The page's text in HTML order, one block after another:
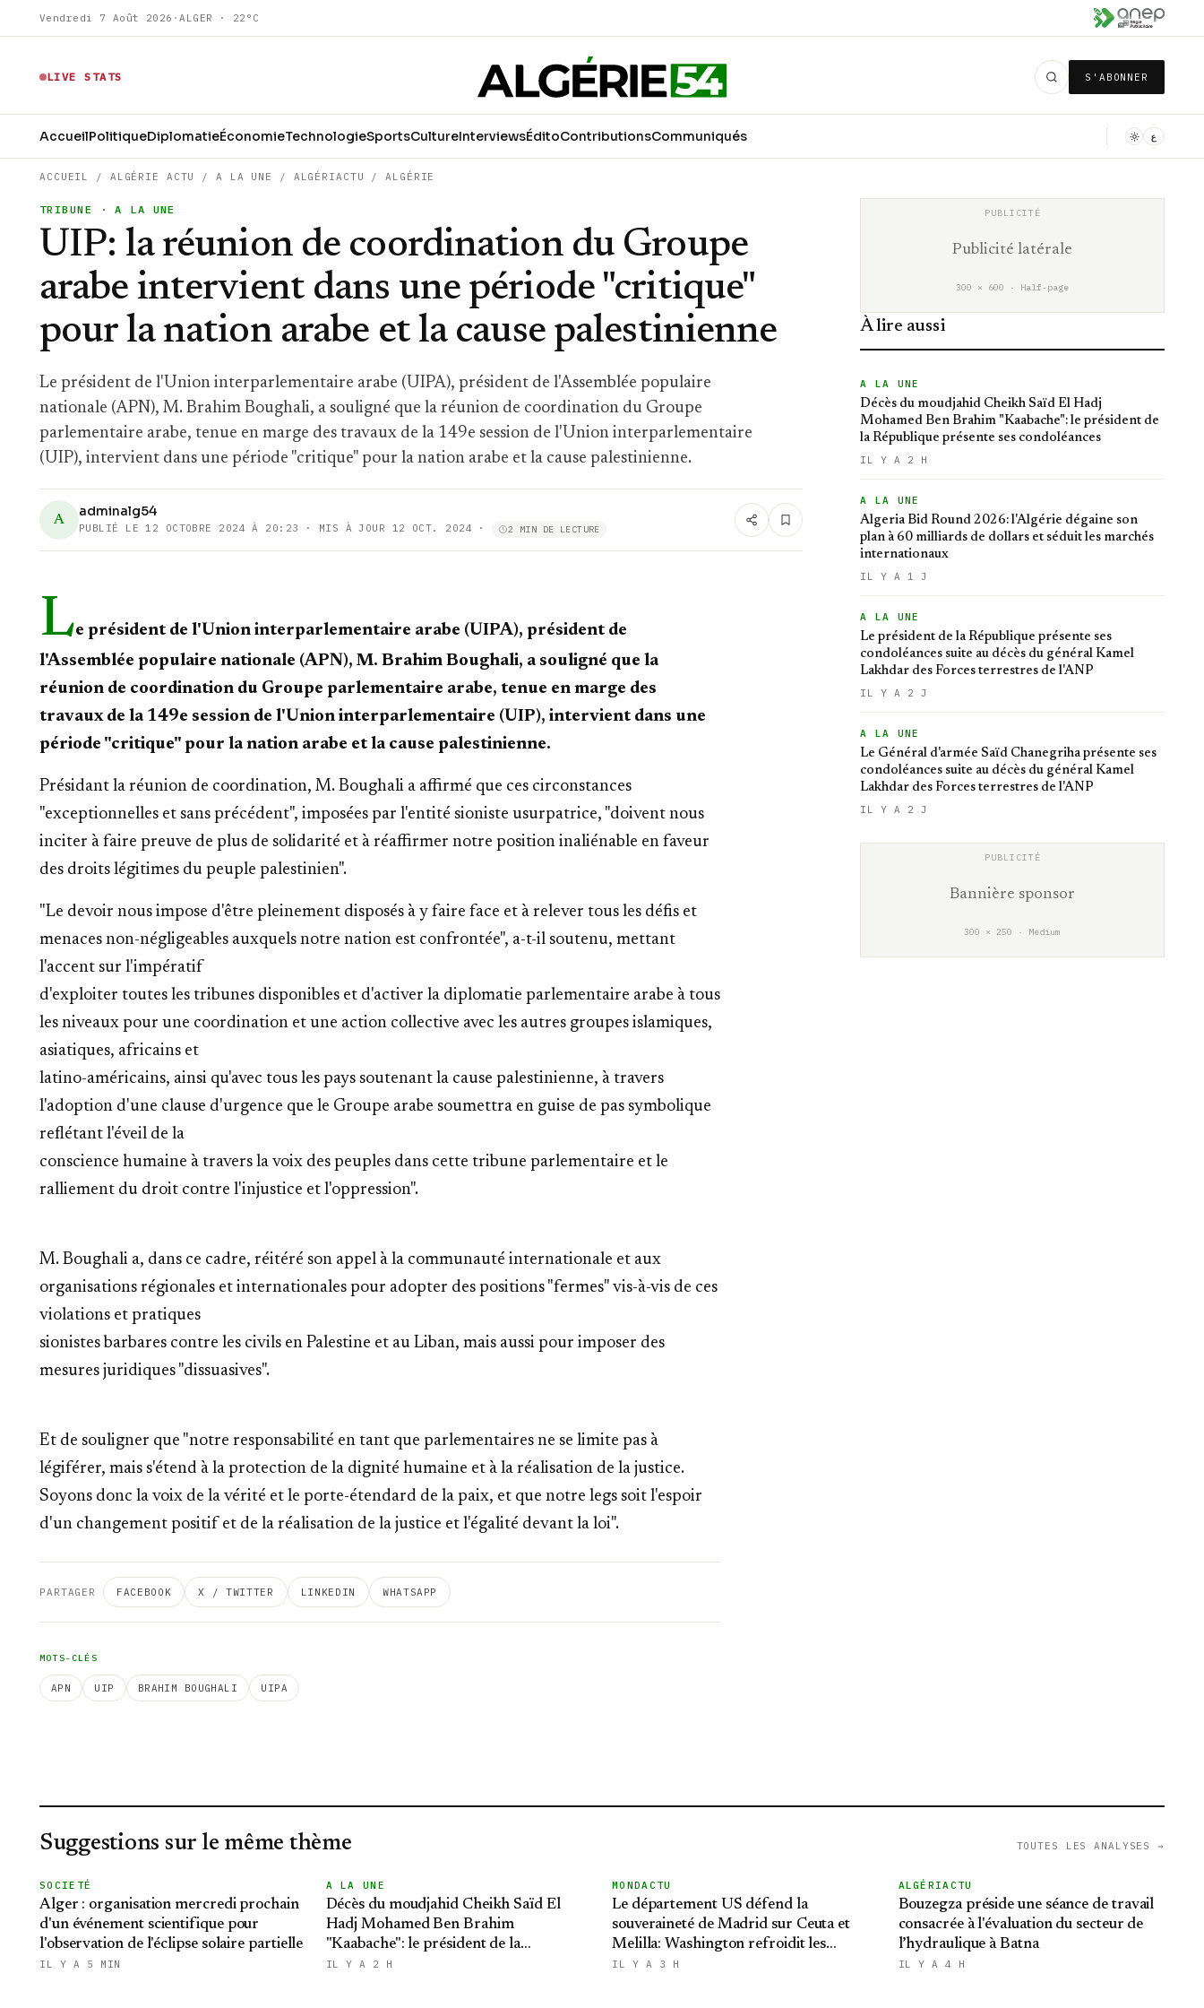
Vendredi 7 Août 2026 ·ALGER · 22°C
LIVE STATS S'ABONNER
AccueilPolitiqueDiplomatieÉconomieTechnologieSportsCultureInterviewsÉditoContributionsCommuniqués ع
ACCUEIL / ALGÉRIE ACTU /A LA UNE / ALGÉRIACTU /ALGÉRIE
TRIBUNE · A LA UNE
UIP: la réunion de coordination du Groupe
arabe intervient dans une période "critique"
pour la nation arabe et la cause palestinienne
Le président de l'Union interparlementaire arabe (UIPA), président de l'Assemblée populaire
nationale (APN), M. Brahim Boughali, a souligné que la réunion de coordination du Groupe
parlementaire arabe, tenue en marge des travaux de la 149e session de l'Union interparlementaire
(UIP), intervient dans une période "critique" pour la nation arabe et la cause palestinienne.
A
adminalg54
PUBLIÉ LE 12 OCTOBRE 2024 À 20:23 · MIS À JOUR 12 OCT. 2024 · 2 MIN DE LECTURE
Le président de l'Union interparlementaire arabe (UIPA), président de
l'Assemblée populaire nationale (APN), M. Brahim Boughali, a souligné que la
réunion de coordination du Groupe parlementaire arabe, tenue en marge des
travaux de la 149e session de l'Union interparlementaire (UIP), intervient dans une
période "critique" pour la nation arabe et la cause palestinienne.
Présidant la réunion de coordination, M. Boughali a affirmé que ces circonstances
"exceptionnelles et sans précédent", imposées par l'entité sioniste usurpatrice, "doivent nous
inciter à faire preuve de plus de solidarité et à réaffirmer notre position inaliénable en faveur
des droits légitimes du peuple palestinien".
"Le devoir nous impose d'être pleinement disposés à y faire face et à relever tous les défis et
menaces non-négligeables auxquels notre nation est confrontée", a-t-il soutenu, mettant
l'accent sur l'impératif
d'exploiter toutes les tribunes disponibles et d'activer la diplomatie parlementaire arabe à tous
les niveaux pour une coordination et une action collective avec les autres groupes islamiques,
asiatiques, africains et
latino-américains, ainsi qu'avec tous les pays soutenant la cause palestinienne, à travers
l'adoption d'une clause d'urgence que le Groupe arabe soumettra en guise de pas symbolique
reflétant l'éveil de la
conscience humaine à travers la voix des peuples dans cette tribune parlementaire et le
ralliement du droit contre l'injustice et l'oppression".
M. Boughali a, dans ce cadre, réitéré son appel à la communauté internationale et aux
organisations régionales et internationales pour adopter des positions "fermes" vis-à-vis de ces
violations et pratiques
sionistes barbares contre les civils en Palestine et au Liban, mais aussi pour imposer des
mesures juridiques "dissuasives".
Et de souligner que "notre responsabilité en tant que parlementaires ne se limite pas à
légiférer, mais s'étend à la protection de la dignité humaine et à la réalisation de la justice.
Soyons donc la voix de la vérité et le porte-étendard de la paix, et que notre legs soit l'espoir
d'un changement positif et de la réalisation de la justice et l'égalité devant la loi".
PARTAGER FACEBOOK X / TWITTER LINKEDIN WHATSAPP
MOTS-CLÉS
APN UIP BRAHIM BOUGHALI UIPA
Publicité latérale
300 × 600 · Half-page
À lire aussi
A LA UNE
Décès du moudjahid Cheikh Saïd El Hadj
Mohamed Ben Brahim "Kaabache": le président de
la République présente ses condoléances
IL Y A 2 H
A LA UNE
Algeria Bid Round 2026: l'Algérie dégaine son
plan à 60 milliards de dollars et séduit les marchés
internationaux
IL Y A 1 J
A LA UNE
Le président de la République présente ses
condoléances suite au décès du général Kamel
Lakhdar des Forces terrestres de l'ANP
IL Y A 2 J
A LA UNE
Le Général d'armée Saïd Chanegriha présente ses
condoléances suite au décès du général Kamel
Lakhdar des Forces terrestres de l'ANP
IL Y A 2 J
Bannière sponsor
300 × 250 · Medium
Suggestions sur le même thème TOUTES LES ANALYSES →
SOCIETÉ
Alger : organisation mercredi prochain
d'un événement scientifique pour
l'observation de l'éclipse solaire partielle
IL Y A 5 MIN
A LA UNE
Décès du moudjahid Cheikh Saïd El
Hadj Mohamed Ben Brahim
"Kaabache": le président de la
République présente ses condoléances
IL Y A 2 H
MONDACTU
Le département US défend la
souveraineté de Madrid sur Ceuta et
Melilla: Washington refroidit les
ambitions expansionnistes du Makhzen
IL Y A 3 H
ALGÉRIACTU
Bouzegza préside une séance de travail
consacrée à l'évaluation du secteur de
l’hydraulique à Batna
IL Y A 4 H